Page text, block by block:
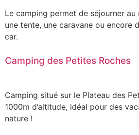
Le camping permet de séjourner
une tente, une caravane ou encore
car.
Camping des Petites Roches
Camping situé sur le Plateau des
1000m d’altitude, idéal pour des
nature !